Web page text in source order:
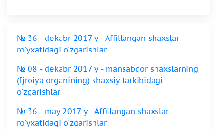
№ 36 - dekabr 2017 y - Affillangan shaxslar
ro'yxatidagi o'zgarishlar
№ 08 - dekabr 2017 y - mansabdor shaxslarning
(Ijroiya organining) shaxsiy tarkibidagi
o'zgarishlar
№ 36 - may 2017 y - Affillangan shaxslar
ro'yxatidagi o'zgarishlar